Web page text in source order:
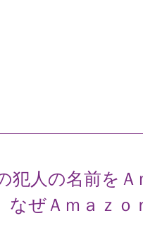
犯人の名前を
ぜＡｍａｚｏ